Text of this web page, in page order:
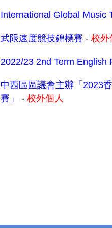
International Global Music
武限速度競技錦標賽 - 校外
2022/23 2nd Term English
中西區區議會主辦「2023
賽」
- 校外個人